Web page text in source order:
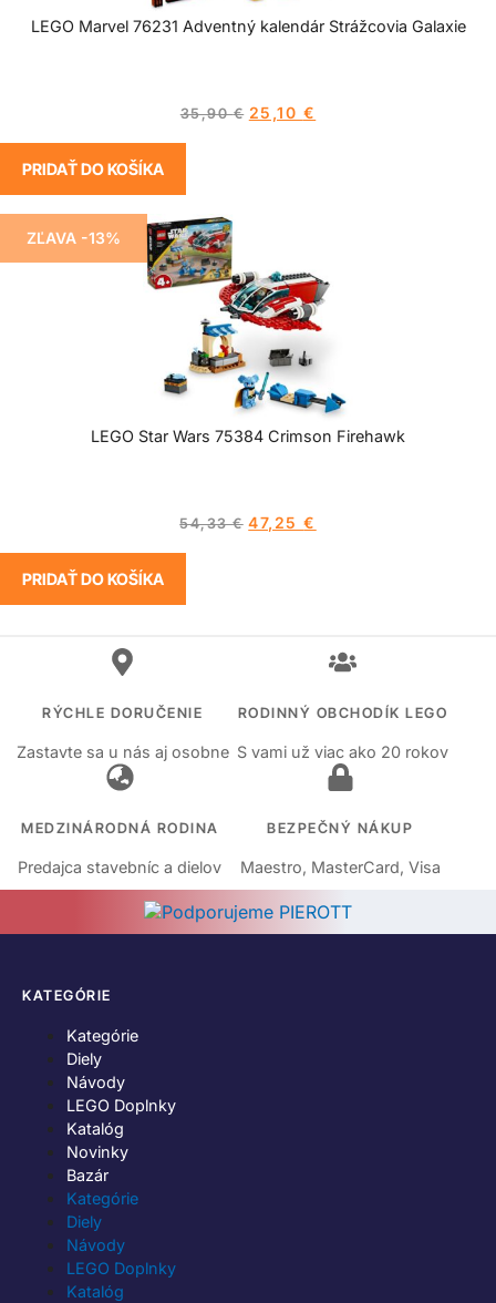
LEGO Marvel 76231 Adventný kalendár Strážcovia Galaxie
35,90€ 25,10 €
PRIDAŤ DO KOŠÍKA
ZĽAVA -13%
LEGO Star Wars 75384 Crimson Firehawk
54,33€ 47,25€
PRIDAŤ DO KOŠÍKA
RÝCHLE DORUČENIE
Zastavte sa u nás aj osobne
RODINNÝ OBCHODÍK LEGO
S vami už viac ako 20 rokov
MEDZINÁRODNÁ RODINA
Predajca stavebníc a dielov
BEZPEČNÝ NÁKUP
Maestro, MasterCard, Visa
KATEGÓRIE
Kategórie
Diely
Návody
LEGO Doplnky
Katalóg
Novinky
Bazár
Kategórie
Diely
Návody
LEGO Doplnky
Katalóg